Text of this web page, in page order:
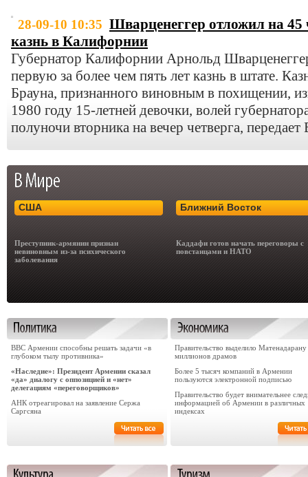
28-09-10 10:35 Шварценеггер отложил на 45
казнь в Калифорнии
Губернатор Калифорнии Арнольд
первую за более чем пять лет казнь в штате.
Брауна, признанного виновным в похищении,
1980 году 15-летней девочки, волей
полуночи вторника на вечер четверга,
США
Преступник-армянин признан
невиновным из-за психического
заболевания
Ближний Восток
Каддафи готов начать переговоры с
повстанцами и НАТО
ВВС Армении способны решать задачи «в
глубоком тылу противника»
«Наследие»: Президент Армении сказал
«да» диалогу с оппозицией и «нет»
делегациям «переговорщиков»
АНК отреагировал на заявление Сержа
Саргсяна
Правительство выделило
миллионов драмов
Более 5 тысяч компаний в Армении
пользуются электронной подписью
Правительство будет внимательнее
информацией об Армении в различных
индексах